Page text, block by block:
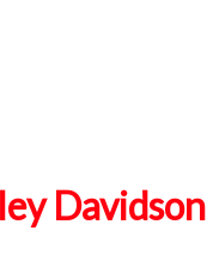
Davidson